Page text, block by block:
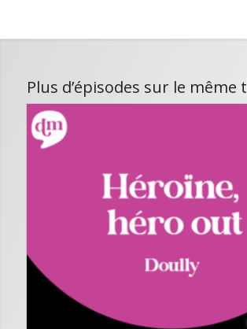
Plus d’épisodes sur le même